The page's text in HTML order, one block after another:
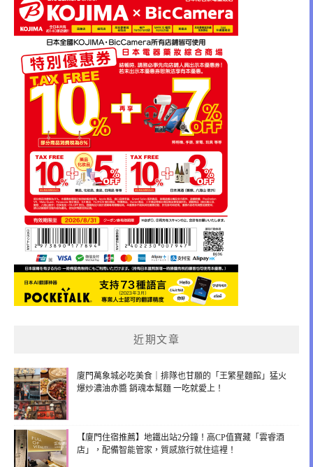
近期文章
廈門萬象城必吃美食｜排隊也甘願的「王繁星麵館」猛火
爆炒濃油赤醬 銷魂本幫麵 一吃就愛上！
【廈門住宿推薦】地鐵出站2分鐘！高CP值寶藏「雲睿酒
店」，配備智能管家，質感旅行就住這裡！